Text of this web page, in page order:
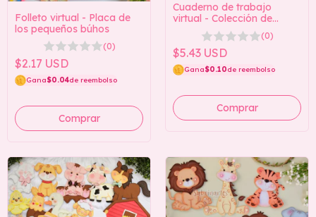
Folleto virtual - Placa de
los pequeños búhos
(0)
$2.17 USD
Gana$0.04de reembolso
Cuaderno de trabajo
virtual - Colección de
dinosaurios
(0)
$5.43 USD
Gana$0.10de reembolso